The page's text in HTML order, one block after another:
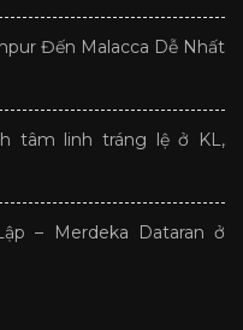
Đến Malacca Dễ Nhất
tâm linh tráng lệ ở KL,
– Merdeka Dataran ở